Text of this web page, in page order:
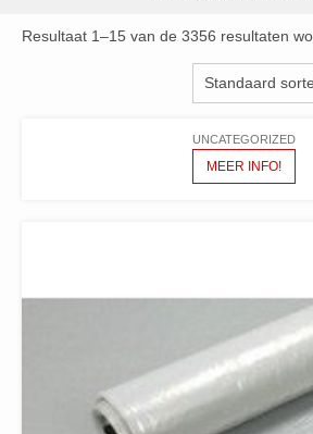
Resultaat 1–15 van de 3356 resultaten
UNCATEGORIZED
MEER INFO!